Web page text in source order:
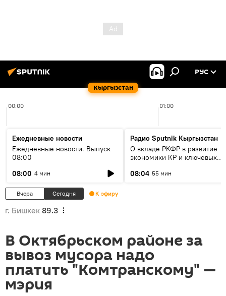
Кыргызстан
РУС
00:00 01:00
Ежедневные новости
Ежедневные новости. Выпуск
08:00
08:00 4 мин
Радио Sputnik Кыргызстан
О вкладе РКФР в развитие
экономики КР и ключевых
08:04 55 мин
Вчера Сегодня К эфиру
г. Бишкек 89.3
В Октябрьском районе за
вывоз мусора надо
платить "Комтранскому" —
мэрия